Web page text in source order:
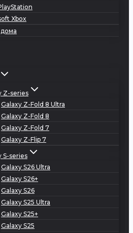
Xbox
Z-series
Galaxy Z-Fold 8 Ultra
Galaxy Z-Fold 8
Galaxy Z-Fold 7
Galaxy Z-Flip 7
S-series
Galaxy S26 Ultra
Galaxy S26+
Galaxy S26
Galaxy S25 Ultra
Galaxy S25+
Galaxy S25